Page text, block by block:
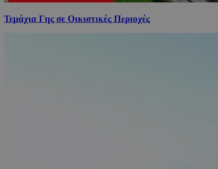
Τεμάχια Γης σε Οικιστικές Περιοχές